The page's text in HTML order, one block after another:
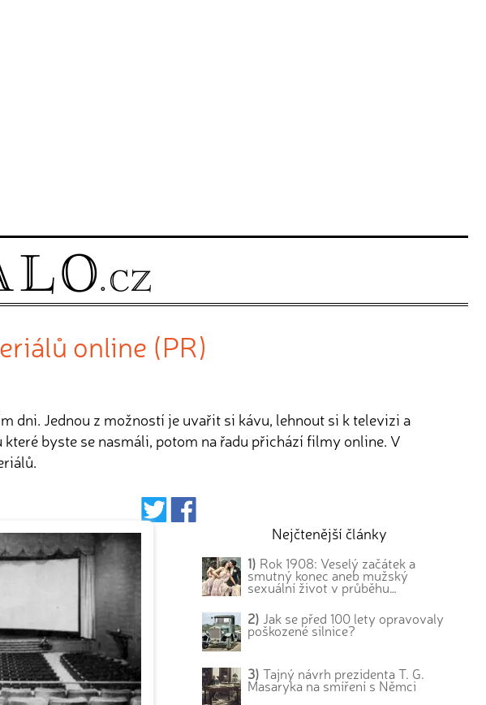
online (PR)
dni. Jednou z možností je uvařit si kávu, lehnout si k televizi a
byste se nasmáli, potom na řadu přichází filmy online. V
Nejčtenější články
1) Rok 1908: Veselý začátek a
smutný konec aneb mužský
sexuální život v průběhu…
2) Jak se před 100 lety opravovaly
poškozené silnice?
3) Tajný návrh prezidenta T. G.
Masaryka na smíření s Němci